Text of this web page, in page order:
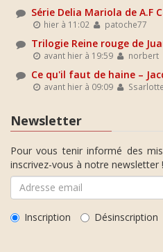
Série Delia Mariola de A.F
hier à 11:02 patoche77
Trilogie Reine rouge de
avant hier à 19:59 norbert
Ce qu'il faut de haine –
avant hier à 09:09 Ssarlotte
Newsletter
Pour vous tenir informé des
inscrivez-vous à notre newsletter !
Inscription Désinscription